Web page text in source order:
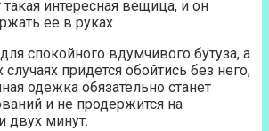
такая интересная вещица, и он
ее в руках.
спокойного вдумчивого бутуза, а
придется обойтись без него,
одежка обязательно станет
и не продержится на
двух минут.